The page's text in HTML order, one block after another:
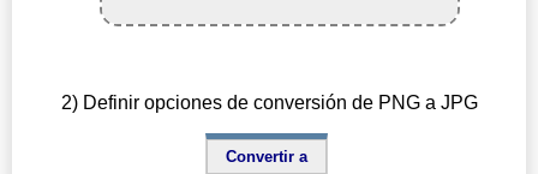
2) Definir opciones de conversión de PNG a JPG
Convertir a